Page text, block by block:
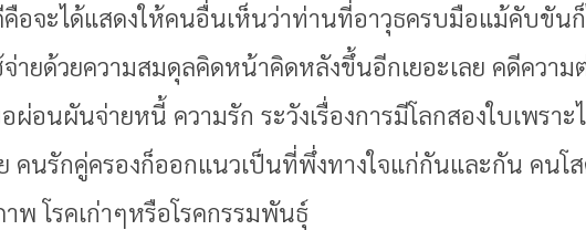
อจะได้แสดงให้คนอื่นเห็นว่าท่านที่อาวุธครบมือแม้คับขัน
จ่ายด้วยความสมดุลคิดหน้าคิดหลังขึ้นอีกเยอะเลย คดีความ
ผ่อนผันจ่ายหนี้ ความรัก ระวังเรื่องการมีโลกสองใบเพรา
ย คนรักคู่ครองก็ออกแนวเป็นที่พึ่งทางใจแก่กันและกัน คน
พ โรคเก่าๆหรือโรคกรรมพันธุ์